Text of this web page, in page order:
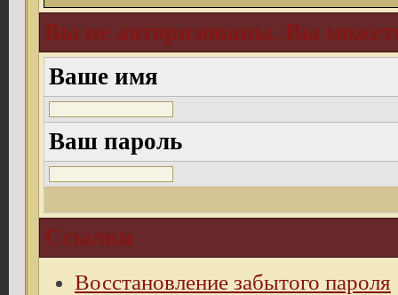
Вы не авторизованы. Вы
Ваше имя
Ваш пароль
Ссылки
Восстановление забытого пароля